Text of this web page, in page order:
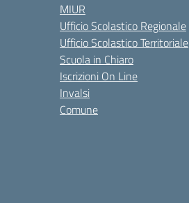
MIUR
Ufficio Scolastico Regionale
Ufficio Scolastico Territoriale
Scuola in Chiaro
Iscrizioni On Line
Invalsi
Comune